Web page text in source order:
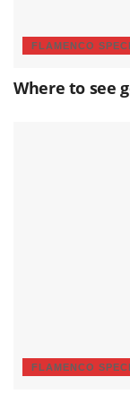
FLAMENCO
Where to see
FLAMENCO